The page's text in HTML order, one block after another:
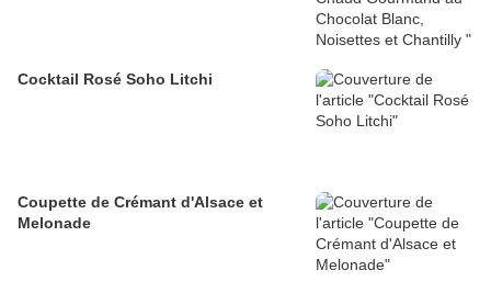
Cocktail Rosé Soho Litchi
Coupette de Crémant d'Alsace et
Melonade